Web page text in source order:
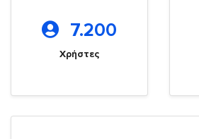
7.200
Χρήστες